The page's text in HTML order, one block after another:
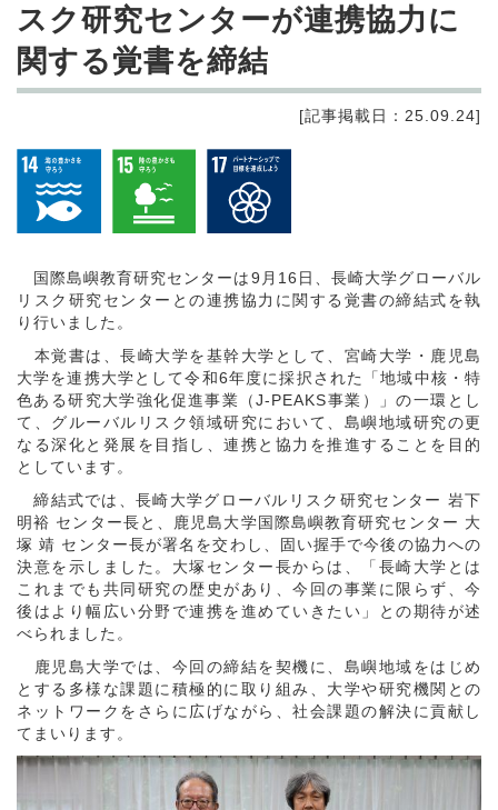
スク研究センターが連携協力に
関する覚書を締結
[記事掲載日：25.09.24]
国際島嶼教育研究センターは9月16日、長崎大学グローバル
リスク研究センターとの連携協力に関する覚書の締結式を執
り行いました。
本覚書は、長崎大学を基幹大学として、宮崎大学・鹿児島
大学を連携大学として令和6年度に採択された「地域中核・特
色ある研究大学強化促進事業（J-PEAKS事業）」の一環とし
て、グルーバルリスク領域研究において、島嶼地域研究の更
なる深化と発展を目指し、連携と協力を推進することを目的
としています。
締結式では、長崎大学グローバルリスク研究センター 岩下
明裕 センター長と、鹿児島大学国際島嶼教育研究センター 大
塚 靖 センター長が署名を交わし、固い握手で今後の協力への
決意を示しました。大塚センター長からは、「長崎大学とは
これまでも共同研究の歴史があり、今回の事業に限らず、今
後はより幅広い分野で連携を進めていきたい」との期待が述
べられました。
鹿児島大学では、今回の締結を契機に、島嶼地域をはじめ
とする多様な課題に積極的に取り組み、大学や研究機関との
ネットワークをさらに広げながら、社会課題の解決に貢献し
てまいります。